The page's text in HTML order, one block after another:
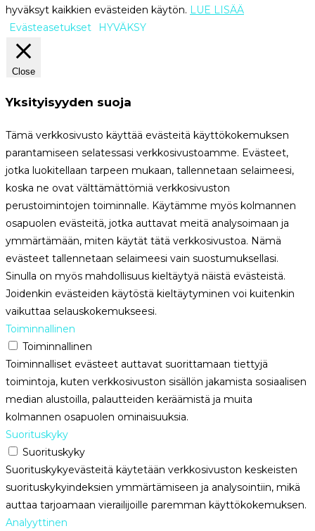
hyväksyt kaikkien evästeiden käytön. LUE LISÄÄ
Evästeasetukset
HYVÄKSY
Close
Yksityisyyden suoja
Tämä verkkosivusto käyttää evästeitä käyttökokemuksen
parantamiseen selatessasi verkkosivustoamme. Evästeet,
jotka luokitellaan tarpeen mukaan, tallennetaan selaimeesi,
koska ne ovat välttämättömiä verkkosivuston
perustoimintojen toiminnalle. Käytämme myös kolmannen
osapuolen evästeitä, jotka auttavat meitä analysoimaan ja
ymmärtämään, miten käytät tätä verkkosivustoa. Nämä
evästeet tallennetaan selaimeesi vain suostumuksellasi.
Sinulla on myös mahdollisuus kieltäytyä näistä evästeistä.
Joidenkin evästeiden käytöstä kieltäytyminen voi kuitenkin
vaikuttaa selauskokemukseesi.
Toiminnallinen
Toiminnallinen
Toiminnalliset evästeet auttavat suorittamaan tiettyjä
toimintoja, kuten verkkosivuston sisällön jakamista sosiaalisen
median alustoilla, palautteiden keräämistä ja muita
kolmannen osapuolen ominaisuuksia.
Suorituskyky
Suorituskyky
Suorituskykyevästeitä käytetään verkkosivuston keskeisten
suorituskykyindeksien ymmärtämiseen ja analysointiin, mikä
auttaa tarjoamaan vierailijoille paremman käyttökokemuksen.
Analyyttinen